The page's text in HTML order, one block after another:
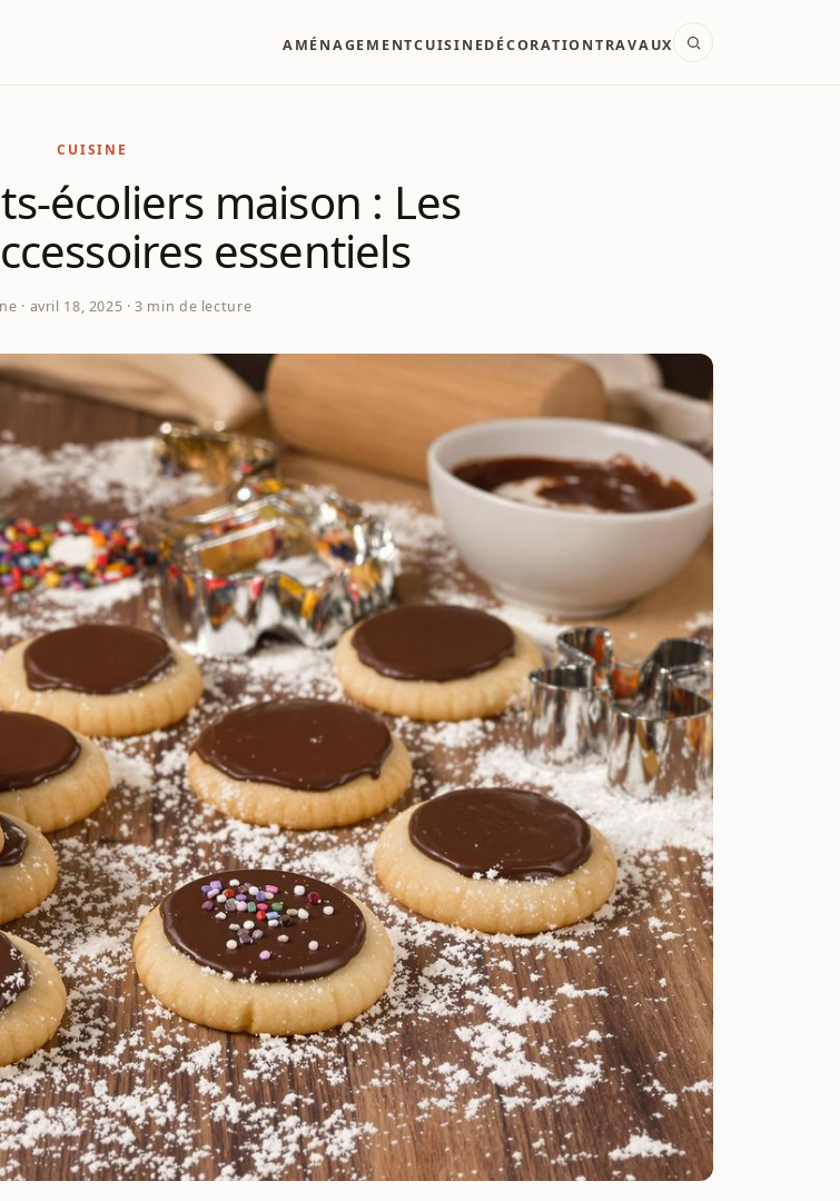
AMÉNAGEMENTCUISINEDÉCORATIONTRAVAUX
CUISINE
écoliers maison : Les
essentiels
· avril 18, 2025 · 3 min de lecture